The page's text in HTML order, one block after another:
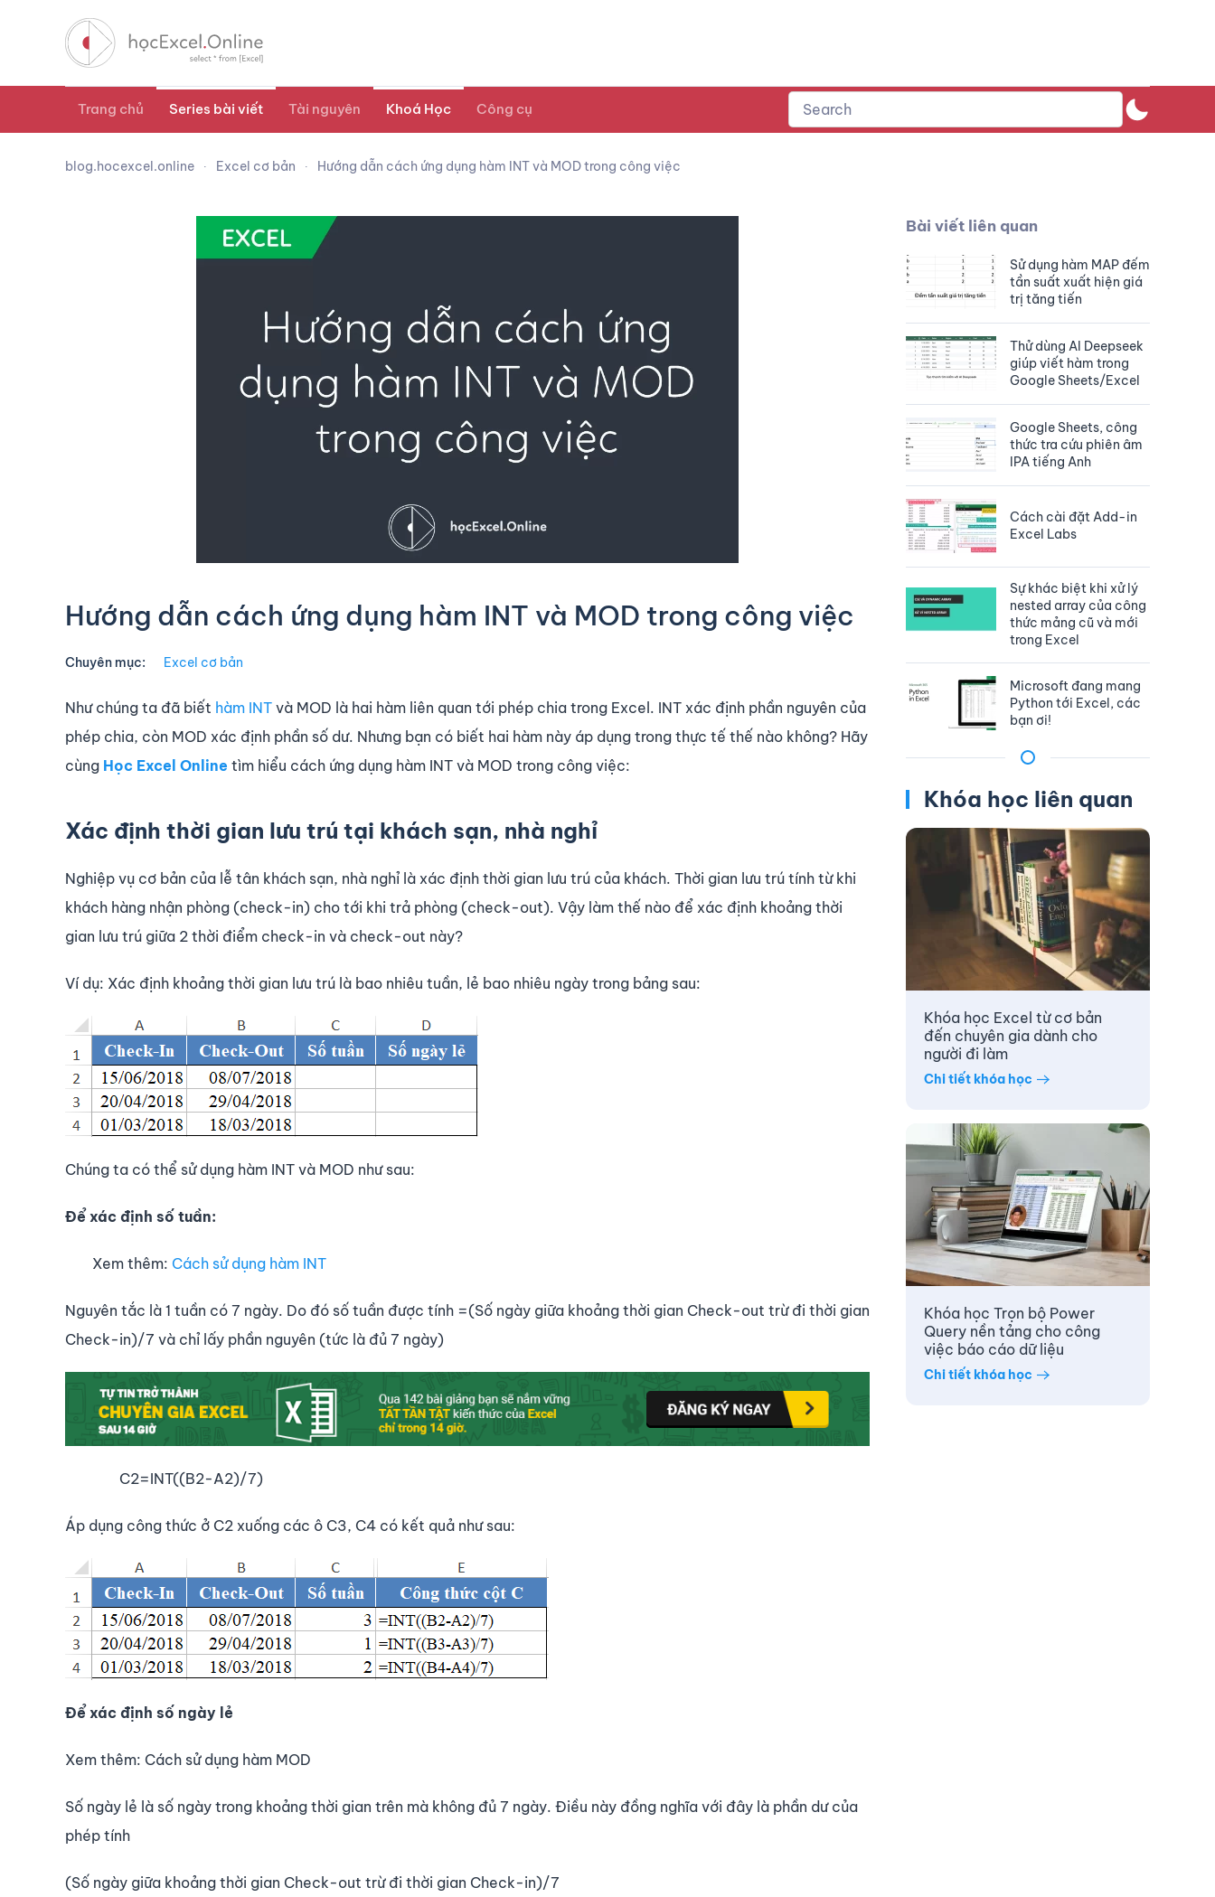
Trang chủ Series bài viết Tài nguyên Khoá Học Công cụ
blog.hocexcel.online Excel cơ bản Hướng dẫn cách ứng dụng hàm INT và MOD trong công việc
Hướng dẫn cách ứng dụng hàm INT và MOD trong công việc
Chuyên mục: Excel cơ bản
Như chúng ta đã biết hàm INT và MOD là hai hàm liên quan tới phép chia trong Excel. INT xác định phần nguyên của
phép chia, còn MOD xác định phần số dư. Nhưng bạn có biết hai hàm này áp dụng trong thực tế thế nào không? Hãy
cùng Học Excel Online tìm hiểu cách ứng dụng hàm INT và MOD trong công việc:
Xác định thời gian lưu trú tại khách sạn, nhà nghỉ
Nghiệp vụ cơ bản của lễ tân khách sạn, nhà nghỉ là xác định thời gian lưu trú của khách. Thời gian lưu trú tính từ khi
khách hàng nhận phòng (check-in) cho tới khi trả phòng (check-out). Vậy làm thế nào để xác định khoảng thời
gian lưu trú giữa 2 thời điểm check-in và check-out này?
Ví dụ: Xác định khoảng thời gian lưu trú là bao nhiêu tuần, lẻ bao nhiêu ngày trong bảng sau:
Chúng ta có thể sử dụng hàm INT và MOD như sau:
Để xác định số tuần:
Xem thêm: Cách sử dụng hàm INT
Nguyên tắc là 1 tuần có 7 ngày. Do đó số tuần được tính =(Số ngày giữa khoảng thời gian Check-out trừ đi thời gian
Check-in)/7 và chỉ lấy phần nguyên (tức là đủ 7 ngày)
C2=INT((B2-A2)/7)
Áp dụng công thức ở C2 xuống các ô C3, C4 có kết quả như sau:
Để xác định số ngày lẻ
Xem thêm: Cách sử dụng hàm MOD
Số ngày lẻ là số ngày trong khoảng thời gian trên mà không đủ 7 ngày. Điều này đồng nghĩa với đây là phần dư của
phép tính
(Số ngày giữa khoảng thời gian Check-out trừ đi thời gian Check-in)/7
Bài viết liên quan
Sử dụng hàm MAP đếm
tần suất xuất hiện giá
trị tăng tiến
Thử dùng AI Deepseek
giúp viết hàm trong
Google Sheets/Excel
Google Sheets, công
thức tra cứu phiên âm
IPA tiếng Anh
Cách cài đặt Add-in
Excel Labs
Sự khác biệt khi xử lý
nested array của công
thức mảng cũ và mới
trong Excel
Microsoft đang mang
Python tới Excel, các
bạn ơi!
Khóa học liên quan
Khóa học Excel từ cơ bản
đến chuyên gia dành cho
người đi làm
Chi tiết khóa học
Khóa học Trọn bộ Power
Query nền tảng cho công
việc báo cáo dữ liệu
Chi tiết khóa học